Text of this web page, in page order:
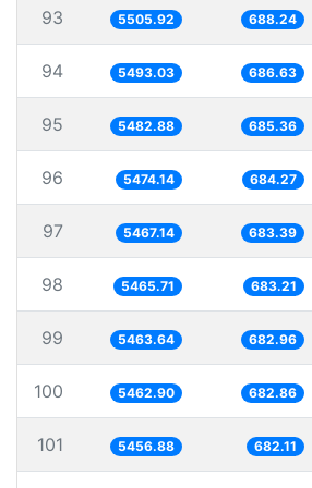
93 5505.92 688.24
94 5493.03 686.63
95 5482.88 685.36
96 5474.14 684.27
97 5467.14 683.39
98 5465.71 683.21
99 5463.64 682.96
100 5462.90 682.86
101 5456.88 682.11